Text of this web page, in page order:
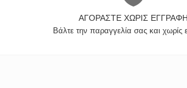
ΑΓΟΡΆΣΤΕ ΧΩΡΊΣ ΕΓΓΡΑΦΉ
Βάλτε την παραγγελία σας και χωρίς